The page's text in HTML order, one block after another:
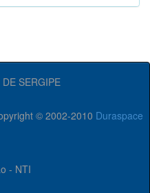
SERGIPE
© 2002-2010 Duraspace
- NTI